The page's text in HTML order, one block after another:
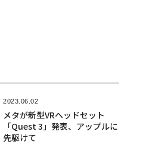
2023.06.02
メタが新型VRヘッドセット
「Quest 3」発表、アップルに
先駆けて